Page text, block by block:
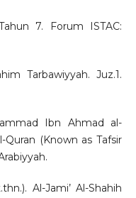
7. Forum ISTAC:
Tarbawiyyah. Juz.1.
Ibn Ahmad al-
Quran (Known as Tafsir
Al-Jami’ Al-Shahih